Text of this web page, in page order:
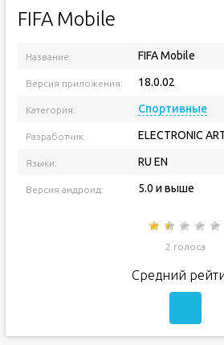
FIFA Mobile
Название: FIFA Mobile
Версия приложения: 18.0.02
Категория: Спортивные
Разработчик: ELECTRONIC
Языки: RU EN
Версия андроид: 5.0 и выше
2 голоса
Средний